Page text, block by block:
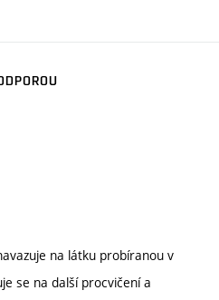
na látku probíranou v
se na další procvičení a